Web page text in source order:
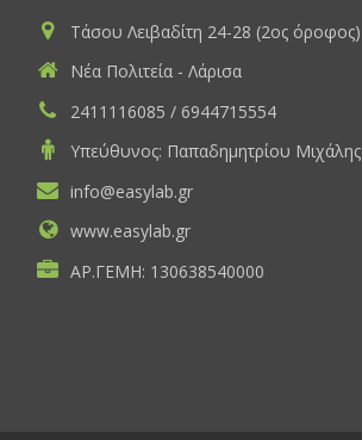
Τάσου Λειβαδίτη 24-28 (2ος όροφος)
Νέα Πολιτεία - Λάρισα
2411116085 / 6944715554
Υπεύθυνος: Παπαδημητρίου Μιχάλης
info@easylab.gr
www.easylab.gr
ΑΡ.ΓΕΜΗ: 130638540000